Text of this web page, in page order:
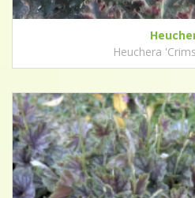
Heuchera